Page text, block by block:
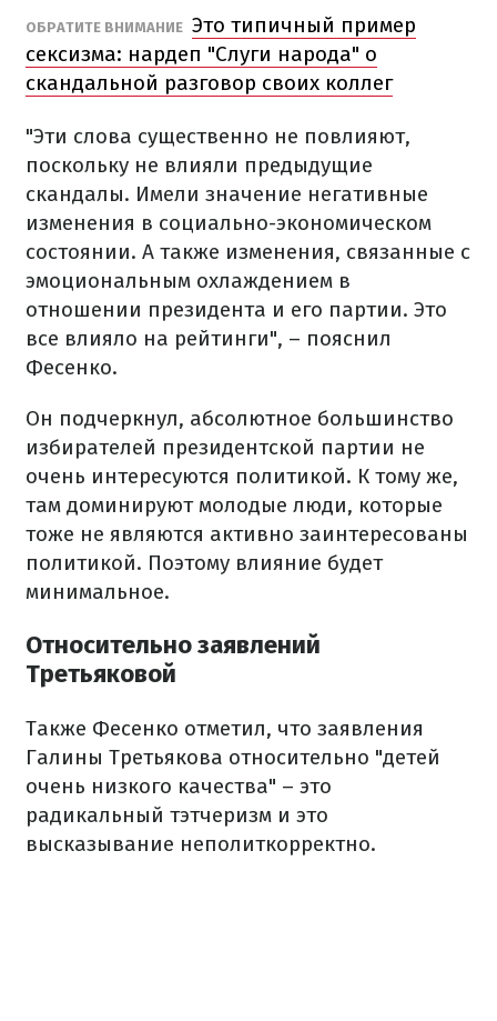
ОБРАТИТЕ ВНИМАНИЕ Это типичный пример
сексизма: нардеп "Слуги народа" о
скандальной разговор своих коллег
"Эти слова существенно не повлияют,
поскольку не влияли предыдущие
скандалы. Имели значение негативные
изменения в социально-экономическом
состоянии. А также изменения, связанные с
эмоциональным охлаждением в
отношении президента и его партии. Это
все влияло на рейтинги", – пояснил
Фесенко.
Он подчеркнул, абсолютное большинство
избирателей президентской партии не
очень интересуются политикой. К тому же,
там доминируют молодые люди, которые
тоже не являются активно заинтересованы
политикой. Поэтому влияние будет
минимальное.
Относительно заявлений
Третьяковой
Также Фесенко отметил, что заявления
Галины Третьякова относительно "детей
очень низкого качества" – это
радикальный тэтчеризм и это
высказывание неполиткорректно.